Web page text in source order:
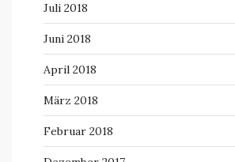
Juli 2018
Juni 2018
April 2018
März 2018
Februar 2018